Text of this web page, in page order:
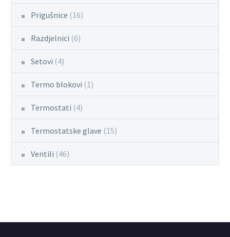
Prigušnice (16)
Razdjelnici (6)
Setovi (4)
Termo blokovi (1)
Termostati (4)
Termostatske glave (15)
Ventili (46)